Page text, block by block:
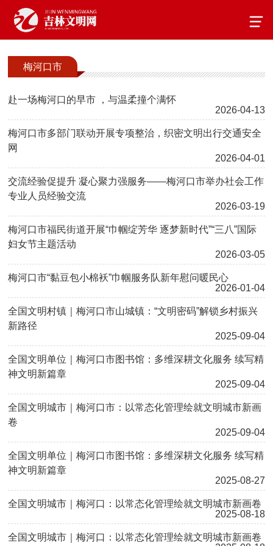
梅河口市
赴一场梅河口的早市 ，与温柔撞个满怀
2026-04-13
梅河口市多部门联动开展专项整治，织密文明出行交通安全
网
2026-04-01
交流经验促提升 凝心聚力强服务——梅河口市举办社会工作
专业人员经验交流
2026-03-19
梅河口市福民街道开展“巾帼绽芳华 逐梦新时代”“三八”国际
妇女节主题活动
2026-03-05
梅河口市“黏豆包小棉袄”巾帼服务队新年慰问暖民心
2026-01-04
全国文明村镇｜梅河口市山城镇：“文明密码”解锁乡村振兴
新路径
2025-09-04
全国文明单位｜梅河口市图书馆：多维深耕文化服务 续写精
神文明新篇章
2025-09-04
全国文明城市｜梅河口市：以常态化管理绘就文明城市新画
卷
2025-09-04
全国文明单位｜梅河口市图书馆：多维深耕文化服务 续写精
神文明新篇章
2025-08-27
全国文明城市｜梅河口：以常态化管理绘就文明城市新画卷
2025-08-18
全国文明城市｜梅河口：以常态化管理绘就文明城市新画卷